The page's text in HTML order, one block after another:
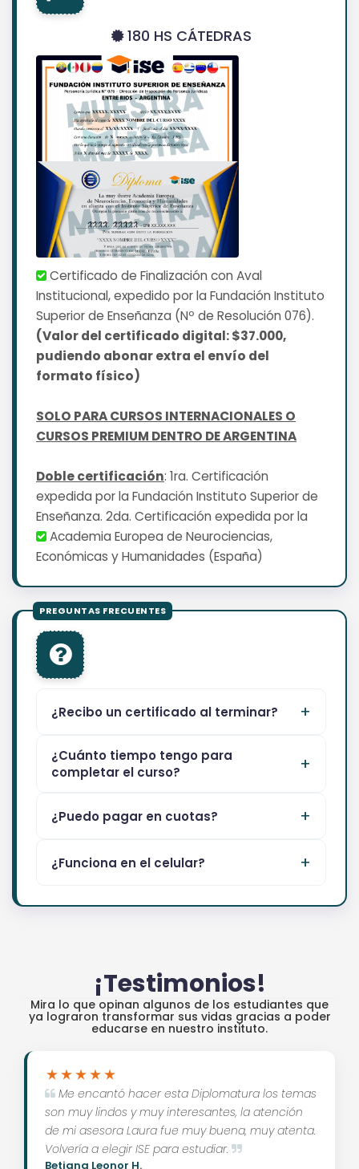
180 HS CÁTEDRAS
Certificado de Finalización con Aval
Institucional, expedido por la Fundación Instituto
Superior de Enseñanza (Nº de Resolución 076).
(Valor del certificado digital: $37.000,
pudiendo abonar extra el envío del
formato físico)
SOLO PARA CURSOS INTERNACIONALES O
CURSOS PREMIUM DENTRO DE ARGENTINA
Doble certificación: 1ra. Certificación
expedida por la Fundación Instituto Superior de
Enseñanza. 2da. Certificación expedida por la
Academia Europea de Neurociencias,
Económicas y Humanidades (España)
¿Recibo un certificado al terminar?
¿Cuánto tiempo tengo para
completar el curso?
¿Puedo pagar en cuotas?
¿Funciona en el celular?
¡Testimonios!
Mira lo que opinan algunos de los estudiantes que
ya lograron transformar sus vidas gracias a poder
educarse en nuestro instituto.
Me encantó hacer esta Diplomatura los temas
son muy lindos y muy interesantes, la atención
de mi asesora Laura fue muy buena, muy atenta.
Volvería a elegir ISE para estudiar.
Betiana Leonor H.